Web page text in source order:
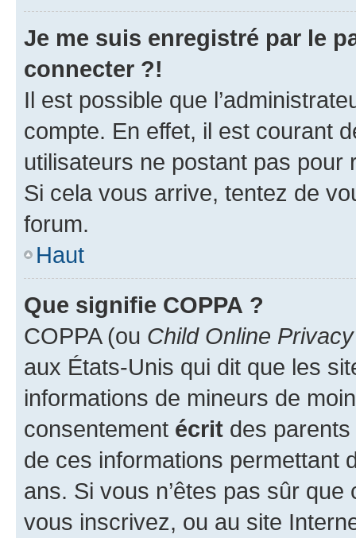
Je me suis enregistré par le
connecter ?!
Il est possible que
compte. En effet, il est courant
utilisateurs ne postant pas pour
Si cela vous arrive, tentez de
forum.
Haut
Que signifie COPPA ?
COPPA (ou Child Online
aux États-Unis qui dit que les
informations de mineurs de
consentement écrit des parents
de ces informations permettant
ans. Si vous n’êtes pas sûr
vous inscrivez, ou au site